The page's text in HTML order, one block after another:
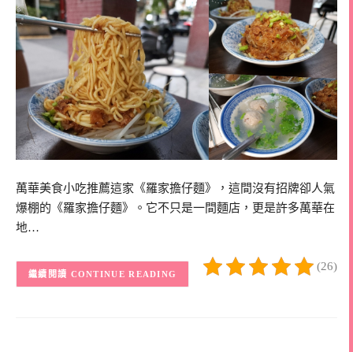
萬華美食小吃推薦這家《羅家擔仔麵》，這間沒有招牌卻人氣
爆棚的《羅家擔仔麵》。它不只是一間麵店，更是許多萬華在
地…
(26)
CONTINUE READING